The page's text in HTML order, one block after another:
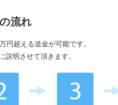
流れ
円超える送金が可能です。
説明させて頂きます。